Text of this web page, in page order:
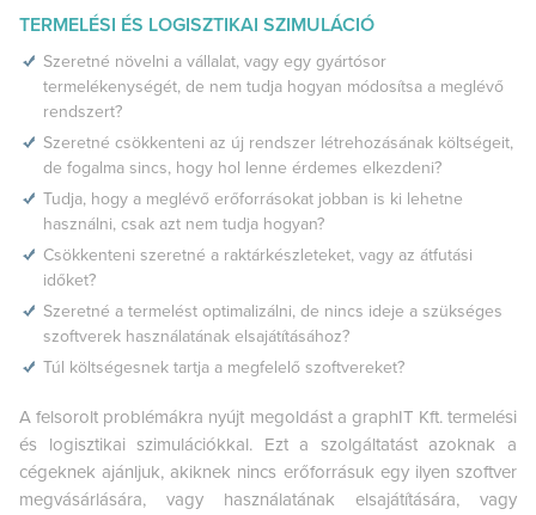
TERMELÉSI ÉS LOGISZTIKAI SZIMULÁCIÓ
Szeretné növelni a vállalat, vagy egy gyártósor
termelékenységét, de nem tudja hogyan módosítsa a meglévő
rendszert?
Szeretné csökkenteni az új rendszer létrehozásának költségeit,
de fogalma sincs, hogy hol lenne érdemes elkezdeni?
Tudja, hogy a meglévő erőforrásokat jobban is ki lehetne
használni, csak azt nem tudja hogyan?
Csökkenteni szeretné a raktárkészleteket, vagy az átfutási
időket?
Szeretné a termelést optimalizálni, de nincs ideje a szükséges
szoftverek használatának elsajátításához?
Túl költségesnek tartja a megfelelő szoftvereket?
A felsorolt problémákra nyújt megoldást a graphIT Kft. termelési
és logisztikai szimulációkkal. Ezt a szolgáltatást azoknak a
cégeknek ajánljuk, akiknek nincs erőforrásuk egy ilyen szoftver
megvásárlására, vagy használatának elsajátítására, vagy